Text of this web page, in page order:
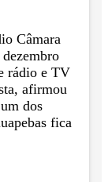
Câmara
rádio e TV
afirmou
dos
fica